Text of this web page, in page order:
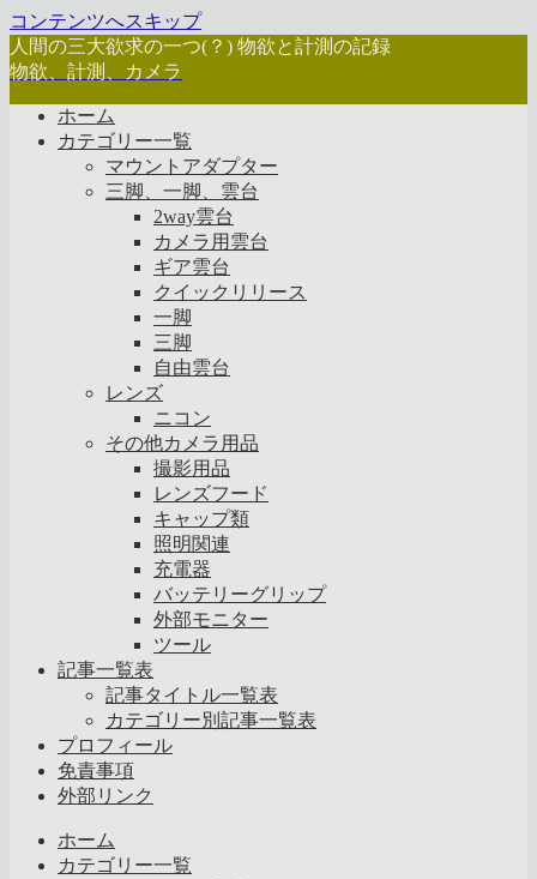
コンテンツへスキップ
人間の三大欲求の一つ(？) 物欲と計測の記録
物欲、計測、カメラ
ホーム
カテゴリー一覧
マウントアダプター
三脚、一脚、雲台
2way雲台
カメラ用雲台
ギア雲台
クイックリリース
一脚
三脚
自由雲台
レンズ
ニコン
その他カメラ用品
撮影用品
レンズフード
キャップ類
照明関連
充電器
バッテリーグリップ
外部モニター
ツール
記事一覧表
記事タイトル一覧表
カテゴリー別記事一覧表
プロフィール
免責事項
外部リンク
ホーム
カテゴリー一覧